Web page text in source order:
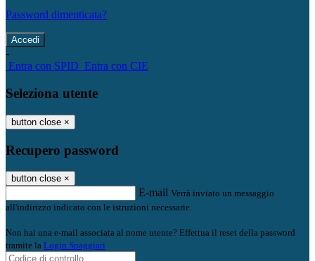
Password dimenticata?
-
Entra con SPID Entra con CIE
Seleziona utente
button close ×
Recupero password
button close ×
E-mail Verrà inviato un messaggio
all'indirizzo indicato con le istruzioni necessarie.
Non hai una e-mail associata al nome utente? Effettua il reset della password
tramite la Login Spaggiari